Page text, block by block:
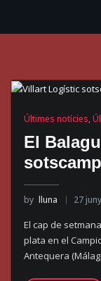
Últimes notícies,
El
by lluna 27
El cap de
plata en el
Antequera